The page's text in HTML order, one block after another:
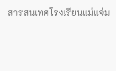
สารสนเทศโรงเรียนแม่แจ่ม